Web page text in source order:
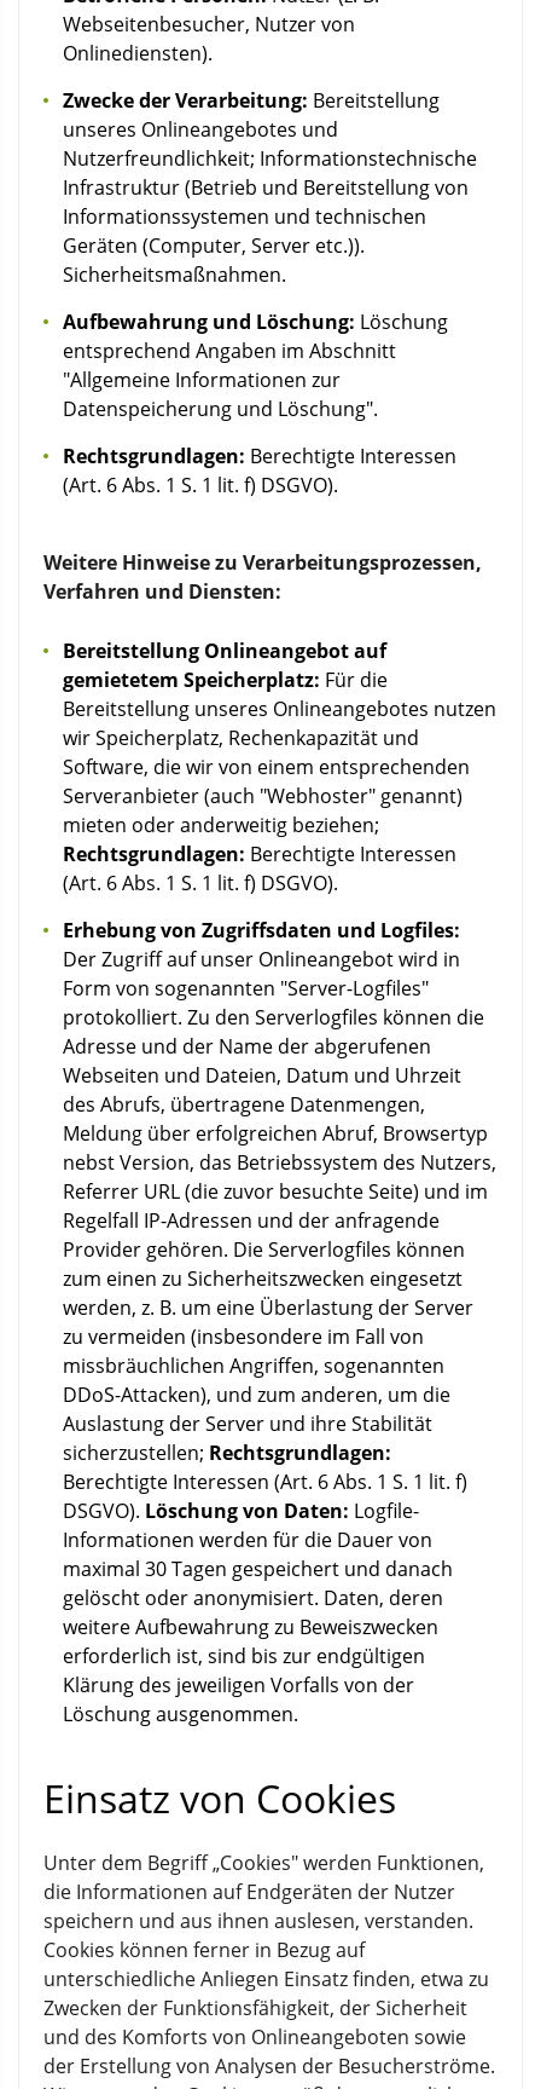
Webseitenbesucher, Nutzer von
Onlinediensten).
Zwecke der Verarbeitung: Bereitstellung
unseres Onlineangebotes und
Nutzerfreundlichkeit; Informationstechnische
Infrastruktur (Betrieb und Bereitstellung von
Informationssystemen und technischen
Geräten (Computer, Server etc.)).
Sicherheitsmaßnahmen.
Aufbewahrung und Löschung: Löschung
entsprechend Angaben im Abschnitt
"Allgemeine Informationen zur
Datenspeicherung und Löschung".
Rechtsgrundlagen: Berechtigte Interessen
(Art. 6 Abs. 1 S. 1 lit. f) DSGVO).
Weitere Hinweise zu Verarbeitungsprozessen,
Verfahren und Diensten:
Bereitstellung Onlineangebot auf
gemietetem Speicherplatz: Für die
Bereitstellung unseres Onlineangebotes nutzen
wir Speicherplatz, Rechenkapazität und
Software, die wir von einem entsprechenden
Serveranbieter (auch "Webhoster" genannt)
mieten oder anderweitig beziehen;
Rechtsgrundlagen: Berechtigte Interessen
(Art. 6 Abs. 1 S. 1 lit. f) DSGVO).
Erhebung von Zugriffsdaten und Logfiles:
Der Zugriff auf unser Onlineangebot wird in
Form von sogenannten "Server-Logfiles"
protokolliert. Zu den Serverlogfiles können die
Adresse und der Name der abgerufenen
Webseiten und Dateien, Datum und Uhrzeit
des Abrufs, übertragene Datenmengen,
Meldung über erfolgreichen Abruf, Browsertyp
nebst Version, das Betriebssystem des Nutzers,
Referrer URL (die zuvor besuchte Seite) und im
Regelfall IP-Adressen und der anfragende
Provider gehören. Die Serverlogfiles können
zum einen zu Sicherheitszwecken eingesetzt
werden, z. B. um eine Überlastung der Server
zu vermeiden (insbesondere im Fall von
missbräuchlichen Angriffen, sogenannten
DDoS-Attacken), und zum anderen, um die
Auslastung der Server und ihre Stabilität
sicherzustellen; Rechtsgrundlagen:
Berechtigte Interessen (Art. 6 Abs. 1 S. 1 lit. f)
DSGVO). Löschung von Daten: Logfile-
Informationen werden für die Dauer von
maximal 30 Tagen gespeichert und danach
gelöscht oder anonymisiert. Daten, deren
weitere Aufbewahrung zu Beweiszwecken
erforderlich ist, sind bis zur endgültigen
Klärung des jeweiligen Vorfalls von der
Löschung ausgenommen.
Einsatz von Cookies
Unter dem Begriff „Cookies" werden Funktionen,
die Informationen auf Endgeräten der Nutzer
speichern und aus ihnen auslesen, verstanden.
Cookies können ferner in Bezug auf
unterschiedliche Anliegen Einsatz finden, etwa zu
Zwecken der Funktionsfähigkeit, der Sicherheit
und des Komforts von Onlineangeboten sowie
der Erstellung von Analysen der Besucherströme.